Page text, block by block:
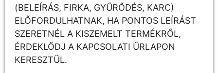
(BELEÍRÁS, FIRKA, GYŰRŐDÉS, KARC)
ELŐFORDULHATNAK, HA PONTOS LEÍRÁST
SZERETNÉL A KISZEMELT TERMÉKRŐL,
ÉRDEKLŐDJ A KAPCSOLATI ŰRLAPON
KERESZTÜL.